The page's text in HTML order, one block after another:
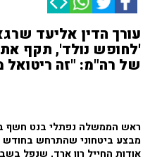
עורך הדין אליעד
'לחופש נולד', תקף
של רה"מ: "זה ריטואל
ראש הממשלה נפתלי בנט חשף
מבצע ביטחוני שהתרחש